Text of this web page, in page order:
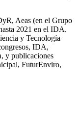
Aeas (en el Grupo
2021 en el IDA.
y Tecnología
IDA,
y publicaciones
FuturEnviro,